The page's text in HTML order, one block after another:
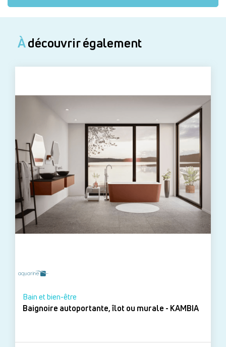
Àdécouvrir également
Bain et bien-être
Baignoire autoportante, îlot ou murale - KAMBIA